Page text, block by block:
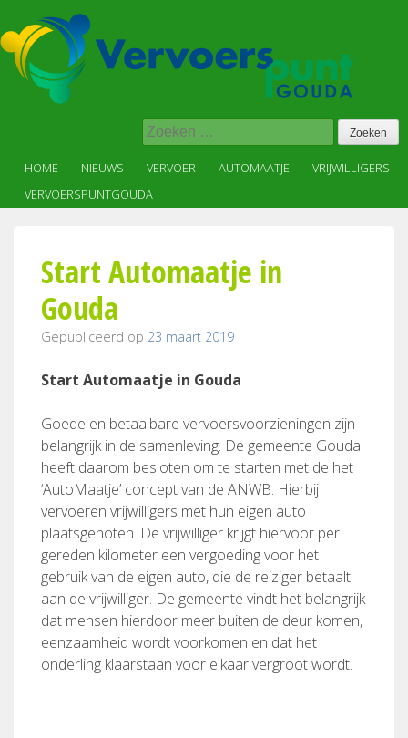
to
content
maat
voor
Zoeken
naar:
HOME NIEUWS VERVOER AUTOMAATJE
VRIJWILLIGERS
VERVOERSPUNTGOUDA
Start Automaatje in
Gouda
Gepubliceerd op 23 maart 2019
Start Automaatje in Gouda
Goede en betaalbare vervoersvoorzieningen zijn
belangrijk in de samenleving. De gemeente Gouda
heeft daarom besloten om te starten met de het
‘AutoMaatje’ concept van de ANWB. Hierbij
vervoeren vrijwilligers met hun eigen auto
plaatsgenoten. De vrijwilliger krijgt hiervoor per
gereden kilometer een vergoeding voor het
gebruik van de eigen auto, die de reiziger betaalt
aan de vrijwilliger. De gemeente vindt het belangrijk
dat mensen hierdoor meer buiten de deur komen,
eenzaamheid wordt voorkomen en dat het
onderling klaarstaan voor elkaar vergroot wordt.